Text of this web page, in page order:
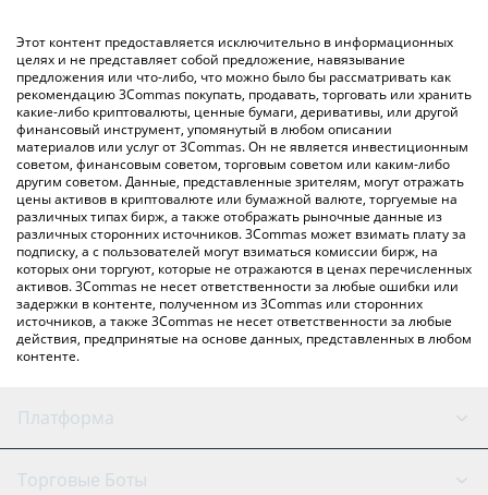
Вы также можете использовать приведенную выше таблицу
цен Lingo, чтобы проверить последние цены на Lingo в
основных фиатных и криптовалютах.
Этот контент предоставляется исключительно в информационных
целях и не представляет собой предложение, навязывание
предложения или что-либо, что можно было бы рассматривать как
рекомендацию 3Commas покупать, продавать, торговать или хранить
какие-либо криптовалюты, ценные бумаги, деривативы, или другой
финансовый инструмент, упомянутый в любом описании
материалов или услуг от 3Commas. Он не является инвестиционным
советом, финансовым советом, торговым советом или каким-либо
другим советом. Данные, представленные зрителям, могут отражать
цены активов в криптовалюте или бумажной валюте, торгуемые на
различных типах бирж, а также отображать рыночные данные из
различных сторонних источников. 3Commas может взимать плату за
подписку, а с пользователей могут взиматься комиссии бирж, на
которых они торгуют, которые не отражаются в ценах перечисленных
активов. 3Commas не несет ответственности за любые ошибки или
задержки в контенте, полученном из 3Commas или сторонних
источников, а также 3Commas не несет ответственности за любые
действия, предпринятые на основе данных, представленных в любом
контенте.
Платформа
GRID Бот
Торговые Боты